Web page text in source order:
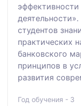
студентов
практических
банковского
принципов в
развития
Год обучения - 3